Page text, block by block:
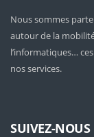
Nous sommes
autour de la
l’informatiques…
nos services.
SUIVEZ-NOUS